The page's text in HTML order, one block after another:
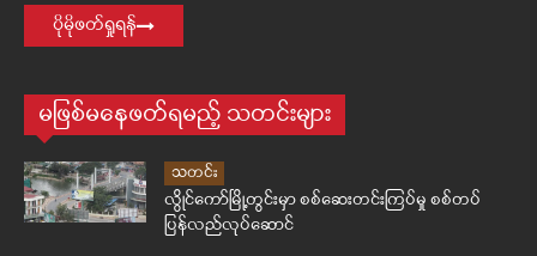
ပိုမိုဖတ်ရှုရန်
မဖြစ်မနေဖတ်ရမည့် သတင်းများ
သတင်း
လွိုင်ကော်မြို့တွင်းမှာ စစ်ဆေးတင်းကြပ်မှု စစ်တပ်
ပြန်လည်လုပ်ဆောင်